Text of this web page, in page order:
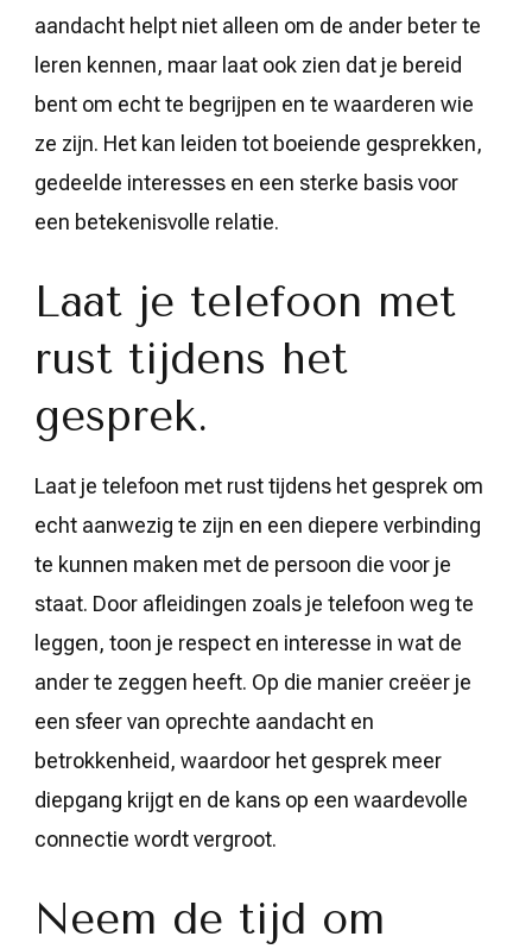
aandacht helpt niet alleen om de ander beter te
leren kennen, maar laat ook zien dat je bereid
bent om echt te begrijpen en te waarderen wie
ze zijn. Het kan leiden tot boeiende gesprekken,
gedeelde interesses en een sterke basis voor
een betekenisvolle relatie.
Laat je telefoon met
rust tijdens het
gesprek.
Laat je telefoon met rust tijdens het gesprek om
echt aanwezig te zijn en een diepere verbinding
te kunnen maken met de persoon die voor je
staat. Door afleidingen zoals je telefoon weg te
leggen, toon je respect en interesse in wat de
ander te zeggen heeft. Op die manier creëer je
een sfeer van oprechte aandacht en
betrokkenheid, waardoor het gesprek meer
diepgang krijgt en de kans op een waardevolle
connectie wordt vergroot.
Neem de tijd om